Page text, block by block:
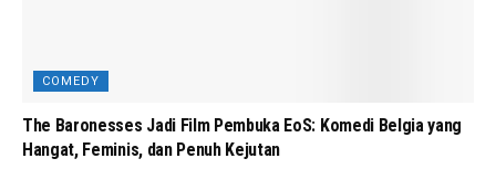
COMEDY
The Baronesses Jadi Film Pembuka EoS: Komedi Belgia yang
Hangat, Feminis, dan Penuh Kejutan